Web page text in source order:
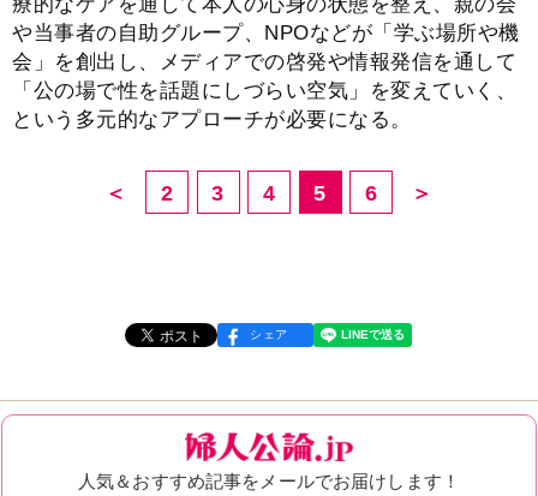
や当事者の自助グループ、NPOなどが「学ぶ場所や機
会」を創出し、メディアでの啓発や情報発信を通して
「公の場で性を話題にしづらい空気」を変えていく、
という多元的なアプローチが必要になる。
＜ 2 3 4 5 6 ＞
シェア